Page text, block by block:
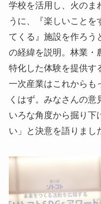
学校を活用し、火のま
うに、『楽しいことを
てくる』施設を作ろう
の経緯を説明。林業・
特化した体験を提供す
一次産業はこれからも
くはず。みなさんの意
いろな角度から掘り下
い」と決意を語りまし